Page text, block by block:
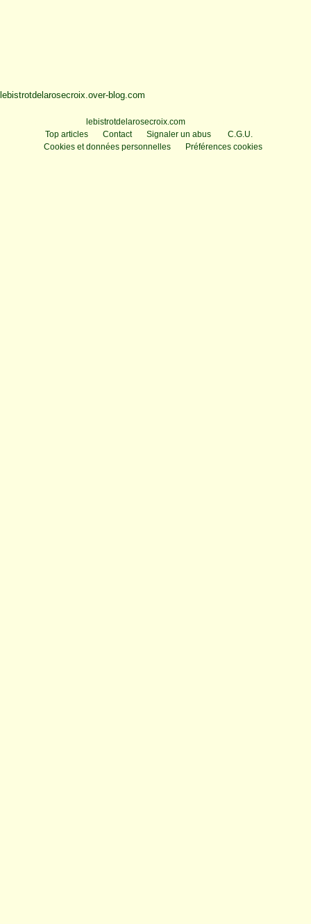
lebistrotdelarosecroix.over-blog.com
lebistrotdelarosecroix.com
Top articles
Contact Signaler un abus
C.G.U.
Cookies et données personnelles
Préférences cookies